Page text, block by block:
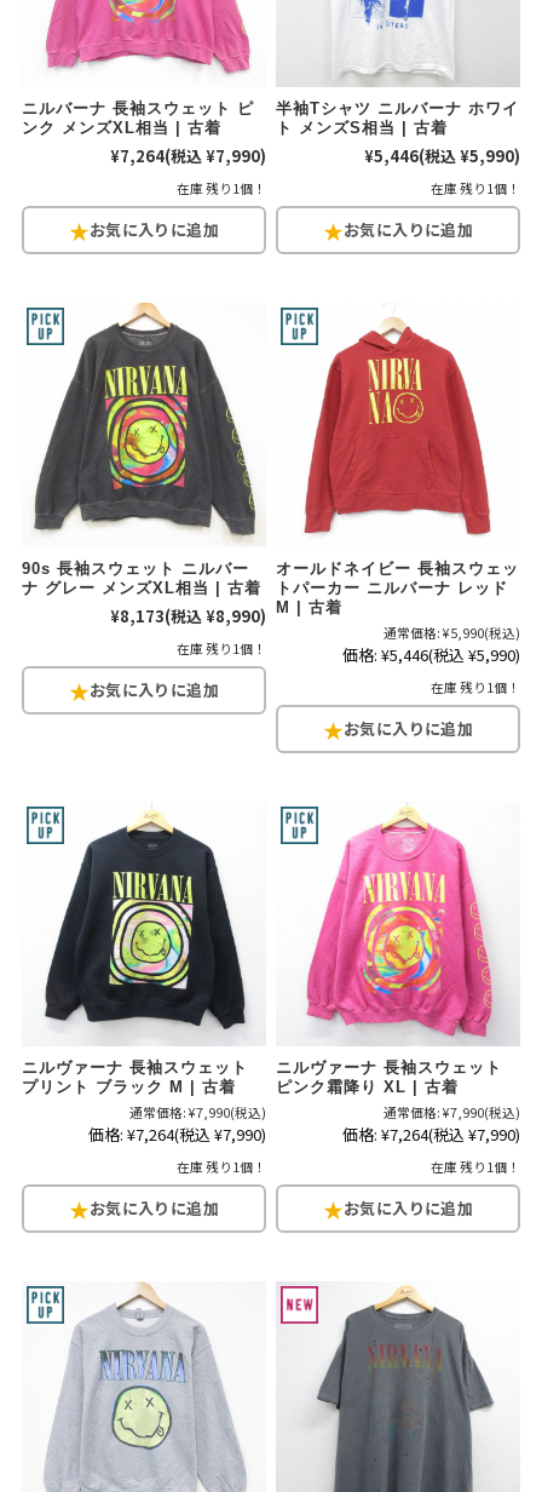
ニルバーナ 長袖スウェット ピ
ンク メンズXL相当 | 古着
¥7,264(税込 ¥7,990)
在庫 残り1個！
半袖Tシャツ ニルバーナ ホワイ
ト メンズS相当 | 古着
¥5,446(税込 ¥5,990)
在庫 残り1個！
90s 長袖スウェット ニルバー
ナ グレー メンズXL相当 | 古着
¥8,173(税込 ¥8,990)
在庫 残り1個！
オールドネイビー 長袖スウェッ
トパーカー ニルバーナ レッド
M | 古着
通常価格: ¥5,990(税込)
価格: ¥5,446(税込 ¥5,990)
在庫 残り1個！
ニルヴァーナ 長袖スウェット
プリント ブラック M | 古着
通常価格: ¥7,990(税込)
価格: ¥7,264(税込 ¥7,990)
在庫 残り1個！
ニルヴァーナ 長袖スウェット
ピンク霜降り XL | 古着
通常価格: ¥7,990(税込)
価格: ¥7,264(税込 ¥7,990)
在庫 残り1個！